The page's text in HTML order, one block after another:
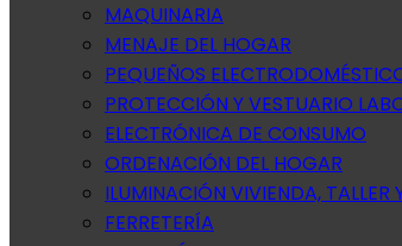
MAQUINARIA
MENAJE DEL HOGAR
PEQUEÑOS
PROTECCIÓN Y VESTUARIO
ELECTRÓNICA DE CONSUMO
ORDENACIÓN DEL HOGAR
ILUMINACIÓN VIVIENDA, TALLER
FERRETERÍA